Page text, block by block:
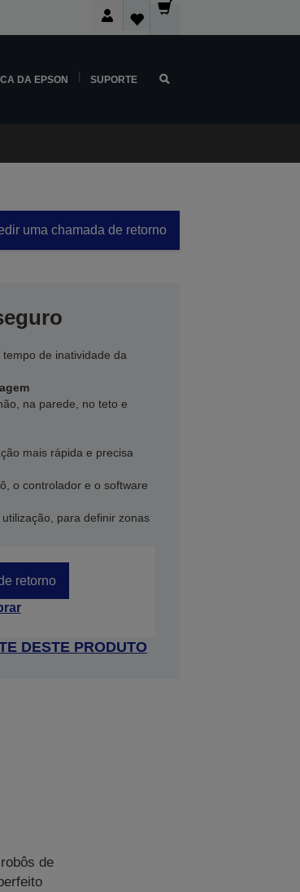
DA EPSON SUPORTE
uma chamada de retorno
de inatividade da
na parede, no teto e
mais rápida e precisa
o controlador e o software
para definir zonas
retorno
DESTE PRODUTO
de